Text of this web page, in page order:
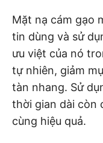
Mặt nạ cám gạo
tin dùng và sử
ưu việt của nó
tự nhiên, giảm
tàn nhang. Sử
thời gian dài còn
cùng hiệu quả.